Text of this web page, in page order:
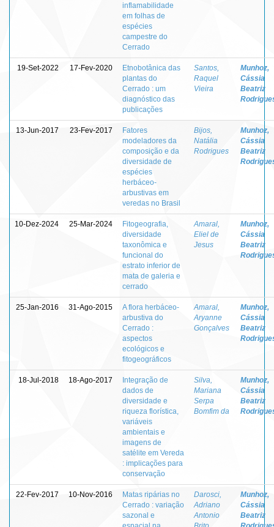
inflamabilidade
em folhas de
espécies
campestre do
Cerrado
19-Set-2022 17-Fev-2020
Etnobotânica das
plantas do
Cerrado : um
diagnóstico das
publicações
Santos,
Raquel
Vieira
Munhoz,
Cássia
Beatriz
13-Jun-2017 23-Fev-2017
Fatores
modeladores da
composição e da
diversidade de
espécies
herbáceo-
arbustivas em
veredas no Brasil
Bijos,
Natália
Rodrigues
Munhoz,
Cássia
Beatriz
10-Dez-2024 25-Mar-2024
Fitogeografia,
diversidade
taxonômica e
funcional do
estrato inferior de
mata de galeria e
cerrado
Amaral,
Eliel de
Jesus
Munhoz,
Cássia
Beatriz
25-Jan-2016 31-Ago-2015
A flora herbáceo-
arbustiva do
Cerrado :
aspectos
ecológicos e
fitogeográficos
Amaral,
Aryanne
Gonçalves
Munhoz,
Cássia
Beatriz
18-Jul-2018 18-Ago-2017
Integração de
dados de
diversidade e
riqueza florística,
variáveis
ambientais e
imagens de
satélite em Vereda
: implicações para
conservação
Silva,
Mariana
Serpa
Bomfim da
Munhoz,
Cássia
Beatriz
22-Fev-2017 10-Nov-2016
Matas ripárias no
Cerrado : variação
sazonal e
Darosci,
Adriano
Antonio
Munhoz,
Cássia
Beatriz